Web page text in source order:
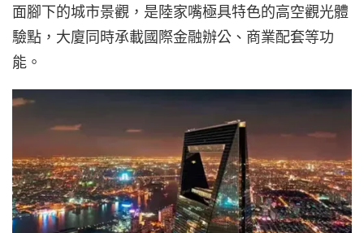
面腳下的城市景觀，是陸家嘴極具特色的高空觀光體
驗點，大廈同時承載國際金融辦公、商業配套等功
能。